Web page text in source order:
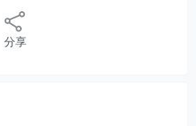
分享